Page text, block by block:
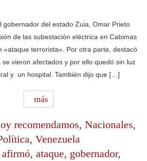
gobernador del estado Zuia, Omar Prieto
de las subestación eléctrica en Cabimas
«ataque terrorista». Por otra parte, destacó
vieron afectados y por ello quedó sin luz
y un hospital. También dijo que […]
más
recomendamos, Nacionales,
, Venezuela
afirmó, ataque, gobernador,